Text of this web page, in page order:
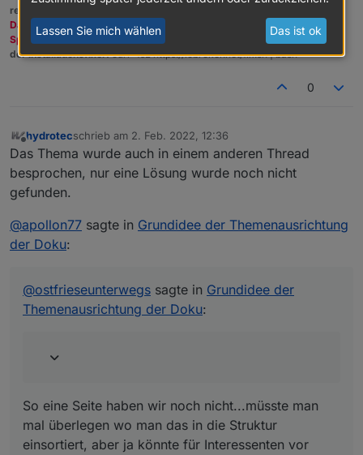
rechts unten im Beitrag wenn er euch geholfen hat.
Das Forum freut sich über eine Spende. Benutzt dazu den
Spendenbutton oben rechts. Danke!
der Installationsfixer:curl -fsL https://iobroker.net/fix.sh | bash -
0
Offline
hydrotecschrieb am 2. Feb. 2022, 12:36
zuletzt editiert von
Das Thema wurde auch in einem anderen Thread
besprochen, nur eine Lösung wurde noch nicht
gefunden.
@apollon77 sagte in Grundidee der Themenausrichtung
der Doku:
@ostfrieseunterwegs sagte in Grundidee der
Themenausrichtung der Doku:
So eine Seite haben wir noch nicht...müsste man
mal überlegen wo man das in die Struktur
einsortiert, aber ja könnte für Interessenten vor
Lassen Sie mich wählen Das ist ok